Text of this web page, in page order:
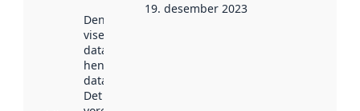
Denne datoen
viser når
datasettet vart
henta inn av
data.norge.no.
Det kan ha
19. desember 2023